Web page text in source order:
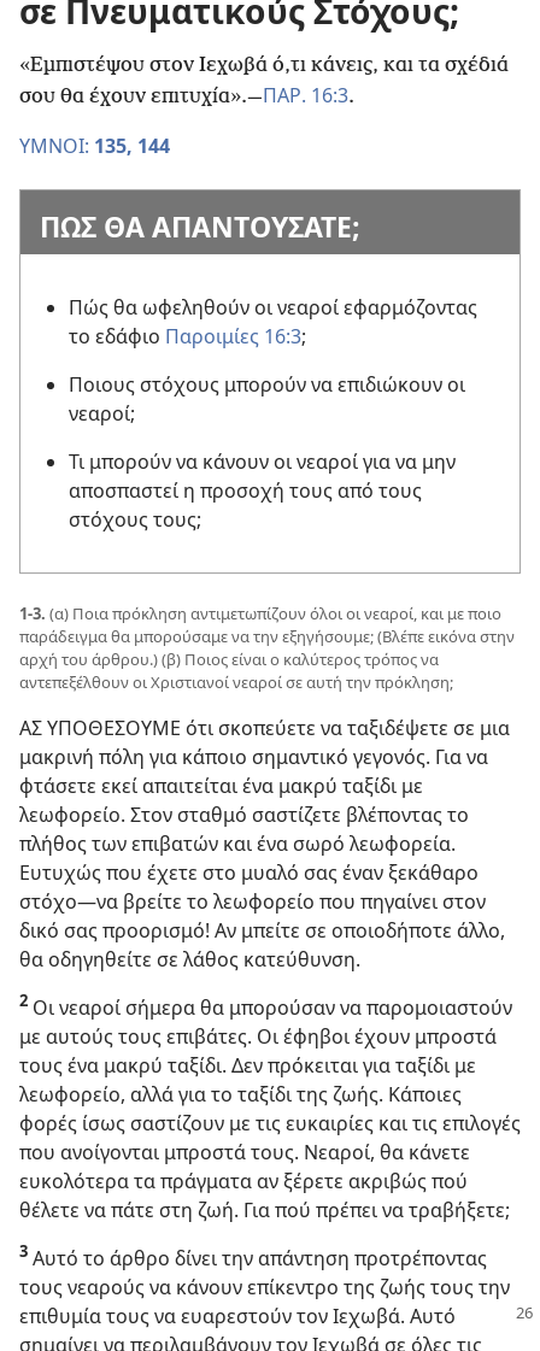
σε Πνευματικούς Στόχους;
«Εμπιστέψου στον Ιεχωβά ό,τι κάνεις, και τα σχέδιά
σου θα έχουν επιτυχία».​—ΠΑΡ. 16:3.
ΥΜΝΟΙ: 135, 144
ΠΩΣ ΘΑ ΑΠΑΝΤΟΥΣΑΤΕ;
Πώς θα ωφεληθούν οι νεαροί εφαρμόζοντας
το εδάφιο Παροιμίες 16:3;
Ποιους στόχους μπορούν να επιδιώκουν οι
νεαροί;
Τι μπορούν να κάνουν οι νεαροί για να μην
αποσπαστεί η προσοχή τους από τους
στόχους τους;
1-3. (α) Ποια πρόκληση αντιμετωπίζουν όλοι οι νεαροί, και με ποιο
παράδειγμα θα μπορούσαμε να την εξηγήσουμε; (Βλέπε εικόνα στην
αρχή του άρθρου.) (β) Ποιος είναι ο καλύτερος τρόπος να
αντεπεξέλθουν οι Χριστιανοί νεαροί σε αυτή την πρόκληση;
ΑΣ ΥΠΟΘΕΣΟΥΜΕ ότι σκοπεύετε να ταξιδέψετε σε μια
μακρινή πόλη για κάποιο σημαντικό γεγονός. Για να
φτάσετε εκεί απαιτείται ένα μακρύ ταξίδι με
λεωφορείο. Στον σταθμό σαστίζετε βλέποντας το
πλήθος των επιβατών και ένα σωρό λεωφορεία.
Ευτυχώς που έχετε στο μυαλό σας έναν ξεκάθαρο
στόχο​—να βρείτε το λεωφορείο που πηγαίνει στον
δικό σας προορισμό! Αν μπείτε σε οποιοδήποτε άλλο,
θα οδηγηθείτε σε λάθος κατεύθυνση.
2 Οι νεαροί σήμερα θα μπορούσαν να παρομοιαστούν
με αυτούς τους επιβάτες. Οι έφηβοι έχουν μπροστά
τους ένα μακρύ ταξίδι. Δεν πρόκειται για ταξίδι με
λεωφορείο, αλλά για το ταξίδι της ζωής. Κάποιες
φορές ίσως σαστίζουν με τις ευκαιρίες και τις επιλογές
που ανοίγονται μπροστά τους. Νεαροί, θα κάνετε
ευκολότερα τα πράγματα αν ξέρετε ακριβώς πού
θέλετε να πάτε στη ζωή. Για πού πρέπει να τραβήξετε;
3 Αυτό το άρθρο δίνει την απάντηση προτρέποντας
τους νεαρούς να κάνουν επίκεντρο της ζωής τους την
επιθυμία τους ναευαρεστούν τον Ιεχωβά. Αυτό
σημαίνει να περιλαμβάνουν τον Ιεχωβά σε όλες τις